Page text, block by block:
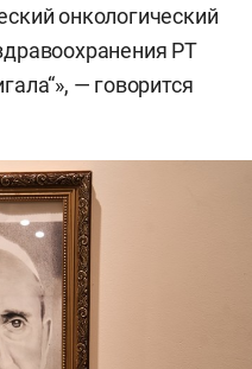
онкологический
РТ
— говорится